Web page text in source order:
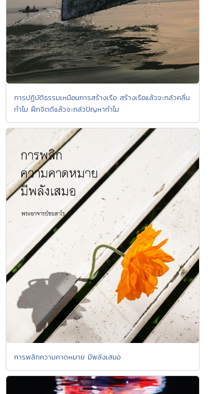
การปฏิบัติธรรมเหมือนการสร้างเรือ สร้างเรือแล้วจะกลัวคลื่น
ทำไม ฝึกจิตดีแล้วจะกลัวปัญหาทำไม
การพลิกความคาดหมาย มีพลังเสมอ